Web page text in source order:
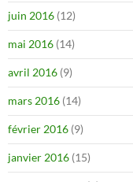
juin 2016 (12)
mai 2016 (14)
avril 2016 (9)
mars 2016 (14)
février 2016 (9)
janvier 2016 (15)